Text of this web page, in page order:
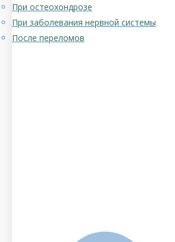
При остеохондрозе
При заболевания нервной системы
После переломов